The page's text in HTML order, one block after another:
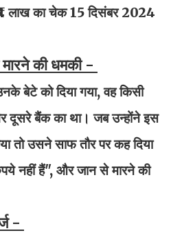
लाख का चेक 15 दिसंबर 2024
की धमकी -
बेटे को दिया गया, वह किसी
दूसरे बैंक का था। जब उन्होंने इस
तो उसने साफ तौर पर कह दिया
नहीं हैं", और जान से मारने की
-